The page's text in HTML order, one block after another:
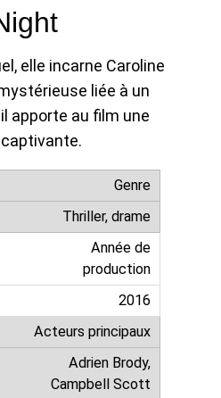
elle incarne Caroline
liée à un
apporte au film une
Genre
Thriller, drame
Année de
production
2016
Acteurs principaux
Adrien Brody,
Campbell Scott